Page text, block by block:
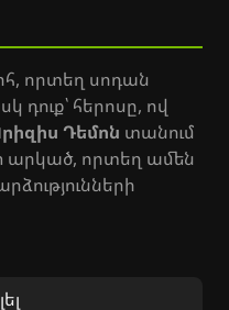
որտեղ սոդան
դուք՝ հերոսը, ով
Դեմոն տանում
արկած, որտեղ ամեն
որտեղ դուք